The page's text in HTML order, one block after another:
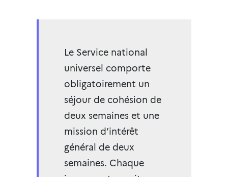
Le Service national
universel comporte
obligatoirement un
séjour de cohésion de
deux semaines et une
mission d’intérêt
général de deux
semaines. Chaque